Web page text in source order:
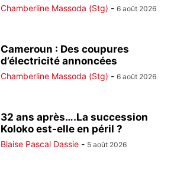
Chamberline Massoda (Stg) - 6 août 2026
Cameroun : Des coupures
d’électricité annoncées
Chamberline Massoda (Stg) - 6 août 2026
32 ans après….La succession
Koloko est-elle en péril ?
Blaise Pascal Dassie - 5 août 2026